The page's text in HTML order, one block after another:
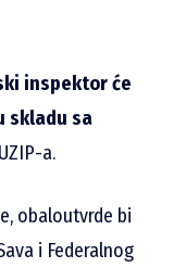
inspektor će
skladu sa
a.
obaloutvrde bi
i Federalnog